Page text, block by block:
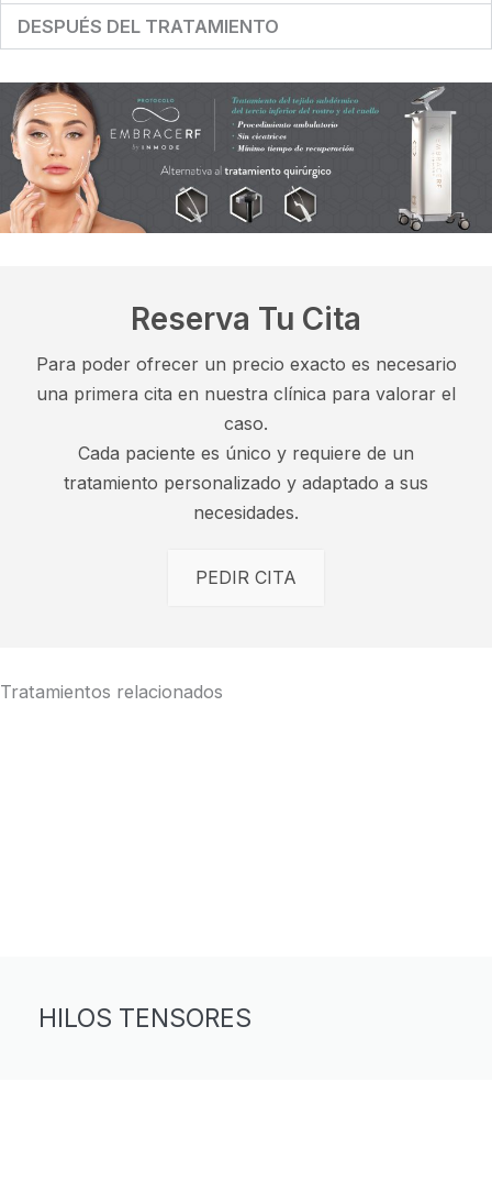
DESPUÉS DEL TRATAMIENTO
Reserva Tu Cita
Para poder ofrecer un precio exacto es necesario
una primera cita en nuestra clínica para valorar el
caso.
Cada paciente es único y requiere de un
tratamiento personalizado y adaptado a sus
necesidades.
PEDIR CITA
Tratamientos relacionados
HILOS TENSORES